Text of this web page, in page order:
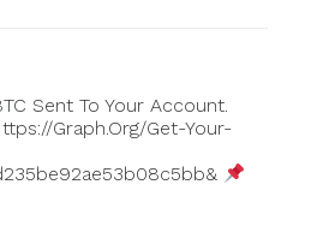
Sent To Your Account.
graph.org/Get-Your-